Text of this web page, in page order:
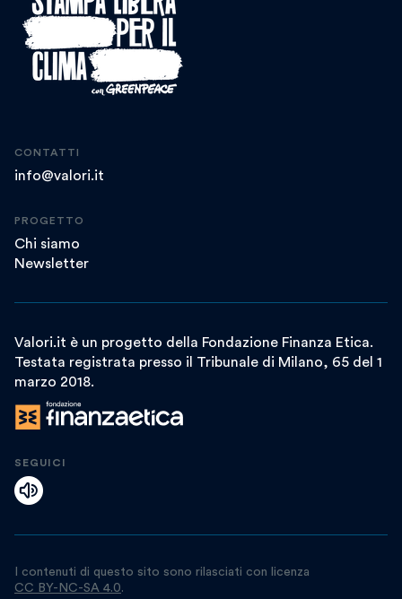
CONTATTI
info@valori.it
PROGETTO
Chi siamo
Newsletter
Valori.it è un progetto della Fondazione Finanza Etica.
Testata registrata presso il Tribunale di Milano, 65 del 1
marzo 2018.
SEGUICI
I contenuti di questo sito sono rilasciati con licenza
CC BY-NC-SA 4.0.